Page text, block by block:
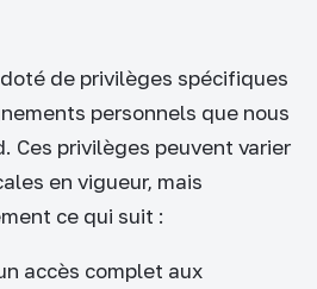
de privilèges spécifiques
personnels que nous
Ces privilèges peuvent varier
en vigueur, mais
ce qui suit :
accès complet aux